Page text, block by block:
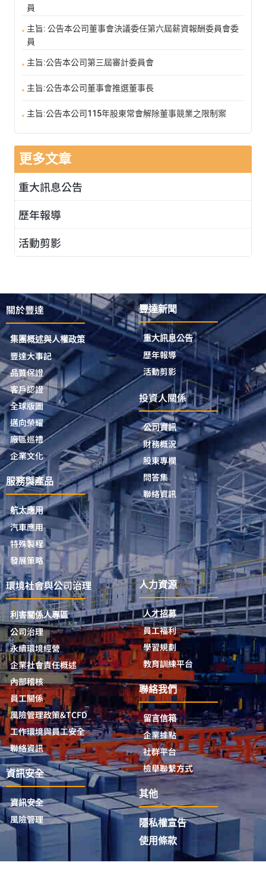
員
主旨: 公告本公司董事會決議委任第六屆薪資報酬委員會委
員
主旨:公告本公司第三屆審計委員會
主旨:公告本公司董事會推選董事長
主旨:公告本公司115年股東常會解除董事競業之限制案
更多文章
重大訊息公告
歷年報導
活動剪影
關於豐達
集團概述與人權政策
豐達大事記
品質保證
客戶認證
全球版圖
邁向榮耀
廠區巡禮
企業文化
服務與產品
航太應用
汽車應用
特殊製程
發展策略
豐達新聞
重大訊息公告
歷年報導
活動剪影
投資人關係
公司資訊
財務概況
股東專欄
問答集
聯絡資訊
環境社會與公司治理
利害關係人專區
公司治理
永續環境經營
企業社會責任概述
內部稽核
員工關係
風險管理政策&TCFD
工作環境與員工安全
聯絡資訊
資訊安全
資訊安全
風險管理
人力資源
人才招募
員工福利
學習規劃
教育訓練平台
聯絡我們
留言信箱
企業據點
社群平台
檢舉聯繫方式
其他
隱私權宣告
使用條款